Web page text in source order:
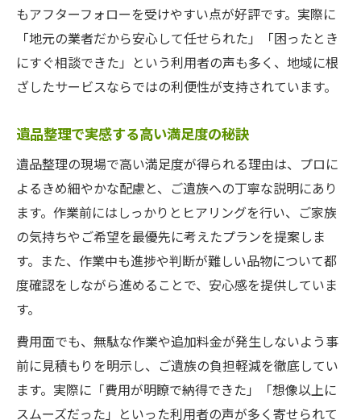
もアフターフォローを受けやすい点が好評です。実際に
「地元の業者だから安心して任せられた」「困ったとき
にすぐ相談できた」という利用者の声も多く、地域に根
ざしたサービスならではの利便性が支持されています。
遺品整理で実感する高い満足度の秘訣
遺品整理の現場で高い満足度が得られる理由は、プロに
よるきめ細やかな配慮と、ご遺族への丁寧な説明にあり
ます。作業前にはしっかりとヒアリングを行い、ご家族
の気持ちやご希望を最優先に考えたプランを提案しま
す。また、作業中も進捗や判断が難しい品物について都
度確認をしながら進めることで、安心感を提供していま
す。
費用面でも、無駄な作業や追加料金が発生しないよう事
前に見積もりを明示し、ご遺族の負担軽減を徹底してい
ます。実際に「費用が明瞭で納得できた」「想像以上に
スムーズだった」といった利用者の声が多く寄せられて